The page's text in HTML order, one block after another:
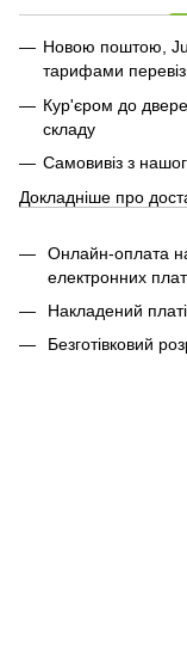
Новою поштою,
тарифами
Кур'єром до
складу
Самовивіз з
Докладніше про
Онлайн-оплата
електронних
Накладений
Безготівковий